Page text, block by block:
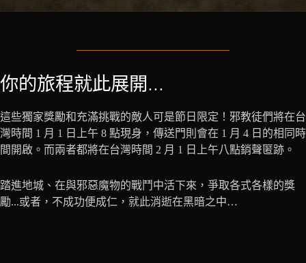
你的旅程就此展開...
這些獨家獎勵和充滿挑戰的敵人可是節日限定！邪教徒們將在台
灣時間 1 月 1 日上午 8 點現身，傳送門則會在 1 月 4 日的相同時
間開啟。而兩者都將在台灣時間 2 月 1 日上午八點銷聲匿跡。
踏進地城、在與邪惡魔物的戰鬥中活下來，爭取各式各樣的獎
勵...或者，不成功便成仁，就此消逝在黑暗之中…